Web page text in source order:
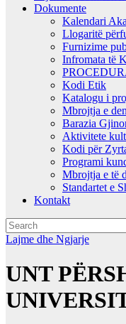
Dokumente
Kalendari
Llogaritë
Furnizime
Infromata të
Kodi Etik
Katalogu i
Mbrojtja e
Barazia
Aktivitete
Kodi për
Programi
Mbrojtja e të
Standartet e
Kontakt
Lajme dhe Ngjarje
UNT